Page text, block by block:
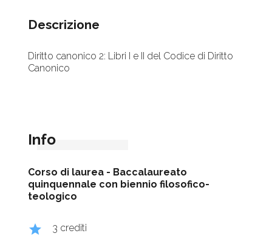
Descrizione
Diritto canonico 2: Libri I e II del Codice di Diritto
Canonico
Info
Corso di laurea - Baccalaureato
quinquennale con biennio filosofico-
teologico
grade 3 crediti